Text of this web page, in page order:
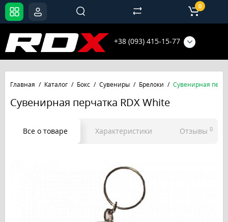
+38 (093) 415-15-77
0
Главная Каталог Бокс Сувениры Брелоки Сувенирная
Сувенирная перчатка RDX White
Все о товаре Характеристики Отзывы 0